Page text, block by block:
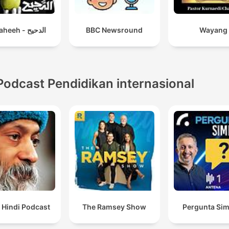
El Daheeh - الدحيح BBC Newsround Wayang
Pendidikan internasional
Hindi Podcast The Ramsey Show Pergunta